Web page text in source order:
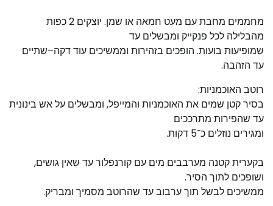
מחממים מחבת עם מעט חמאה או שמן. יוצקים 2 כפות
מהבלילה לכל פנקייק ומבשלים עד
שמופיעות בועות. הופכים בזהירות וממשיכים עוד דקה–שתיים
עד הזהבה.
רוטב האוכמניות:
בסיר קטן שמים את האוכמניות והמייפל, ומבשלים על אש בינונית
עד שהפירות מתרככים
ומגירים נוזלים כ־5 דקות.
בקערית קטנה מערבבים מים עם קורנפלור עד שאין גושים,
ושופכים לתוך הסיר.
ממשיכים לבשל תוך ערבוב עד שהרוטב מסמיך ומבריק.